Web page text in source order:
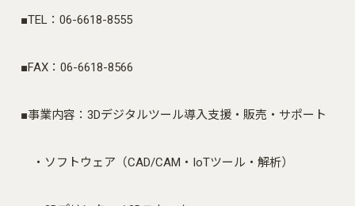
■TEL：06-6618-8555
■FAX：06-6618-8566
■事業内容：3Dデジタルツール導入支援・販売・サポート
・ソフトウェア（CAD/CAM・IoTツール・解析）